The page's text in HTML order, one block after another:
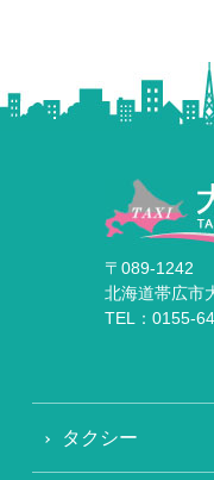
〒089-1242
北海道帯広市
TEL：0155-
タクシー